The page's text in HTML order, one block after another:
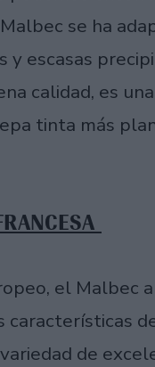
se ha
y escasas
calidad, es
tinta más
el Malbec
características
de